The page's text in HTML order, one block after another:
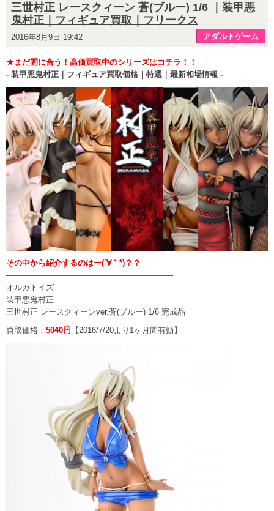
三世村正 レースクィーン 蒼(ブルー) 1/6 ｜装甲悪
鬼村正｜フィギュア買取｜フリークス
2016年8月9日 19:42 アダルトゲーム
★まだ間に合う！高価買取中のシリーズはコチラ！！
- 装甲悪鬼村正｜フィギュア買取価格｜特選｜最新相場情報 -
その中から紹介するのはー(´∀｀*)？？
—————————————————————
オルカトイズ
装甲悪鬼村正
三世村正 レースクィーンver.蒼(ブルー) 1/6 完成品
買取価格： 5040円 【2016/7/20より1ヶ月間有効】